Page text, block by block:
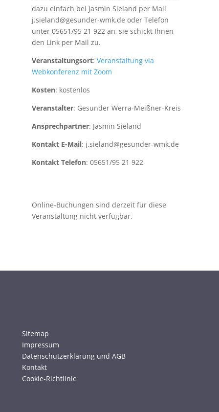
dazu einfach bei Jasmin Sieland per Mail
j.sieland@gesunder-wmk.de oder Telefon
unter 05651/95 21 922 an, sie schickt Ihnen
den Link per Mail zu.
Veranstaltungsort: Veranstaltung via
Webkonferenz mit Zoom
Kosten: kostenlos
Veranstalter: Gesunder Werra-Meißner-Kreis
Ansprechpartner: Jasmin Sieland
Kontakt E-Mail: j.sieland@gesunder-wmk.de
Kontakt Telefon: 05651/95 21 922
Online-Buchungen sind derzeit für diese
Veranstaltung nicht verfügbar.
Sitemap
Impressum
Datenschutzerklärung und AGB
Kontakt
Cookie-Richtlinie